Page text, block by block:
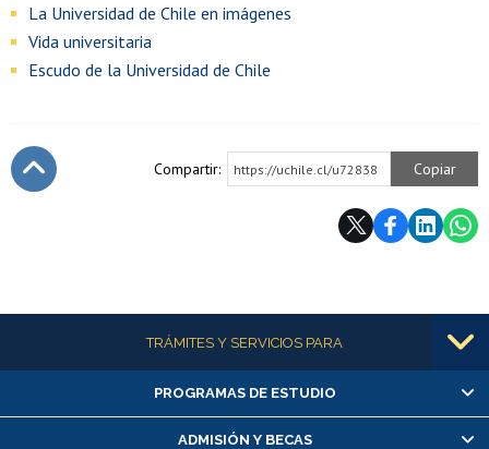
La Universidad de Chile en imágenes
Vida universitaria
Escudo de la Universidad de Chile
Compartir: https://uchile.cl/u72838 Copiar
Más informaciónTRÁMITES Y SERVICIOS PARA
Alumnas/os y exalumnas/os
Matrícula en línea
PROGRAMAS DE ESTUDIO
ADMISIÓN Y BECAS